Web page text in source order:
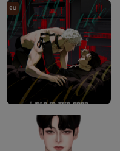
จบ